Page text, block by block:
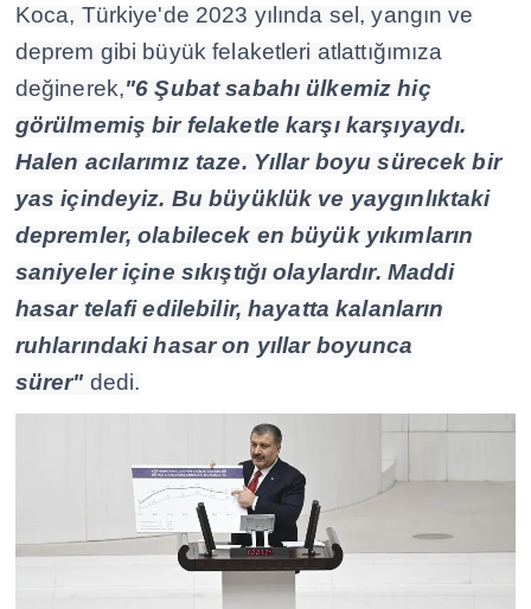
Koca, Türkiye'de 2023 yılında sel, yangın ve
deprem gibi büyük felaketleri atlattığımıza
değinerek,"6 Şubat sabahı ülkemiz hiç
görülmemiş bir felaketle karşı karşıyaydı.
Halen acılarımız taze. Yıllar boyu sürecek bir
yas içindeyiz. Bu büyüklük ve yaygınlıktaki
depremler, olabilecek en büyük yıkımların
saniyeler içine sıkıştığı olaylardır. Maddi
hasar telafi edilebilir, hayatta kalanların
ruhlarındaki hasar on yıllar boyunca
sürer" dedi.